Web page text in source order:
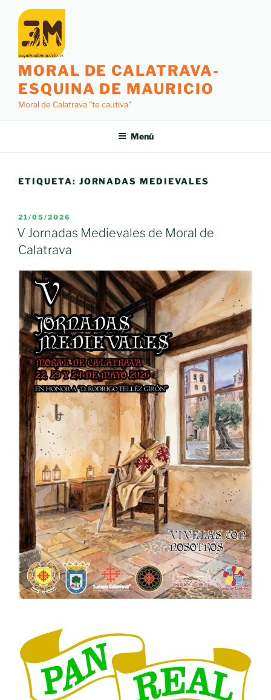
contenido
MORAL DE CALATRAVA-
ESQUINA DE MAURICIO
Moral de Calatrava "te cautiva"
Menú
ETIQUETA: JORNADAS MEDIEVALES
PUBLICADO
EL
21/05/2026
V Jornadas Medievales de Moral de
Calatrava